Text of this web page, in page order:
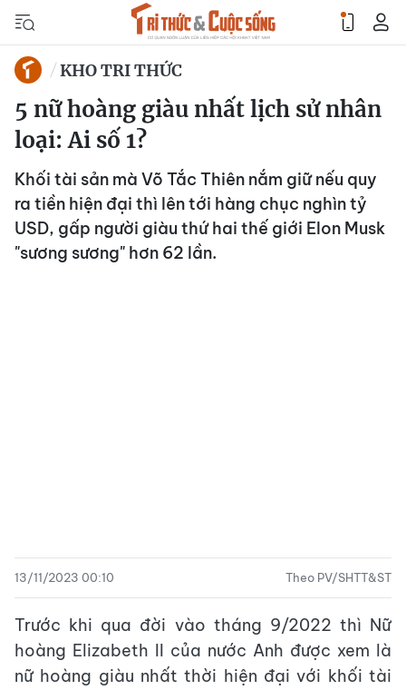
KHO TRI THỨC
5 nữ hoàng giàu nhất lịch sử nhân
loại: Ai số 1?
Khối tài sản mà Võ Tắc Thiên nắm giữ nếu quy
ra tiền hiện đại thì lên tới hàng chục nghìn tỷ
USD, gấp người giàu thứ hai thế giới Elon Musk
"sương sương" hơn 62 lần.
13/11/2023 00:10 Theo PV/SHTT&ST
Trước khi qua đời vào tháng 9/2022 thì Nữ
hoàng Elizabeth II của nước Anh được xem là
nữ hoàng giàu nhất thời hiện đại với khối tài